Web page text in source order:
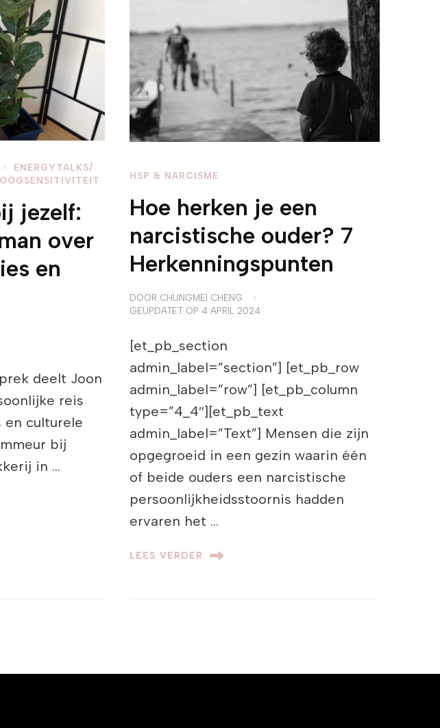
ENERGYTALKS/
jezelf:
over
en
deelt Joon
reis
culturele
bij
in …
HSP & NARCISME
Hoe herken je een
narcistische ouder? 7
Herkenningspunten
DOOR CHUNGMEI CHENG
GEÜPDATET OP 4 APRIL 2024
[et_pb_section
admin_label=”section”] [et_pb_row
admin_label=”row”] [et_pb_column
type=”4_4″][et_pb_text
admin_label=”Text”] Mensen die zijn
opgegroeid in een gezin waarin één
of beide ouders een narcistische
persoonlijkheidsstoornis hadden
ervaren het …
LEES VERDER